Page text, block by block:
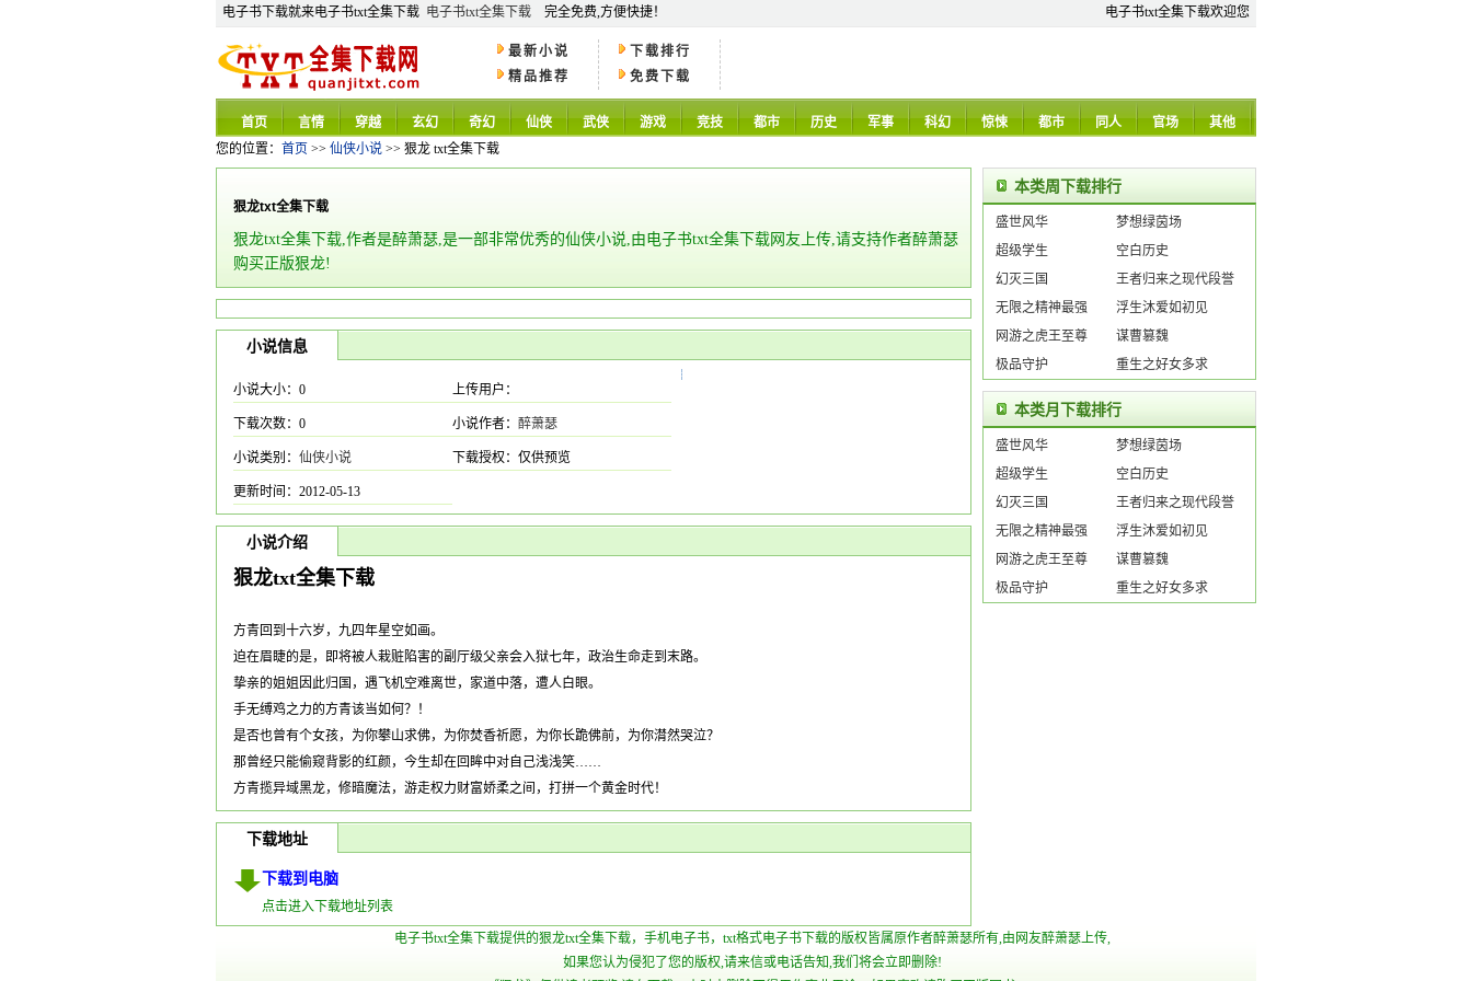
电子书下载就来电子书txt全集下载 电子书txt全集下载 完全免费,方便快捷！ 电子书txt全集下载欢迎您
最新小说
精品推荐
下载排行
免费下载
首页 言情 穿越 玄幻 奇幻 仙侠 武侠 游戏 竞技 都市 历史 军事 科幻 惊悚 都市 同人 官场
其他
您的位置： 首页 >> 仙侠小说 >> 狠龙 txt全集下载
狠龙txt全集下载
狠龙txt全集下载,作者是醉萧瑟,是一部非常优秀的仙侠小说,由电子书txt全集下载网友上传,请支持作者醉萧瑟
购买正版狠龙!
小说信息
小说大小：0 上传用户：
下载次数：0 小说作者： 醉萧瑟
小说类别： 仙侠小说 下载授权：仅供预览
更新时间：2012-05-13
小说介绍
狠龙txt全集下载
方青回到十六岁，九四年星空如画。
迫在眉睫的是，即将被人栽赃陷害的副厅级父亲会入狱七年，政治生命走到末路。
挚亲的姐姐因此归国，遇飞机空难离世，家道中落，遭人白眼。
手无缚鸡之力的方青该当如何？！
是否也曾有个女孩，为你攀山求佛，为你焚香祈愿，为你长跪佛前，为你潸然哭泣？
那曾经只能偷窥背影的红颜，今生却在回眸中对自己浅浅笑……
方青揽异域黑龙，修暗魔法，游走权力财富娇柔之间，打拼一个黄金时代！
下载地址
下载到电脑
点击进入下载地址列表
本类周下载排行
盛世风华
梦想绿茵场
超级学生
空白历史
幻灭三国
王者归来之现代段誉
无限之精神最强
浮生沐爱如初见
网游之虎王至尊
谋曹篡魏
极品守护
重生之好女多求
本类月下载排行
盛世风华
梦想绿茵场
超级学生
空白历史
幻灭三国
王者归来之现代段誉
无限之精神最强
浮生沐爱如初见
网游之虎王至尊
谋曹篡魏
极品守护
重生之好女多求
电子书txt全集下载提供的狠龙txt全集下载，手机电子书，txt格式电子书下载的版权皆属原作者醉萧瑟所有,由网友醉萧瑟上传,
如果您认为侵犯了您的版权,请来信或电话告知,我们将会立即删除!